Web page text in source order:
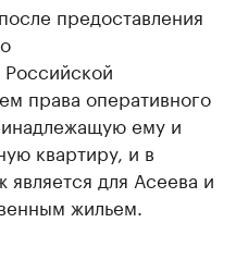
предоставления
Российской
права оперативного
ему и
квартиру, и в
для Асеева и
жильем.